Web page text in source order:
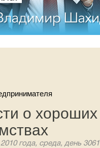
о хороших
года, среда, день 3061